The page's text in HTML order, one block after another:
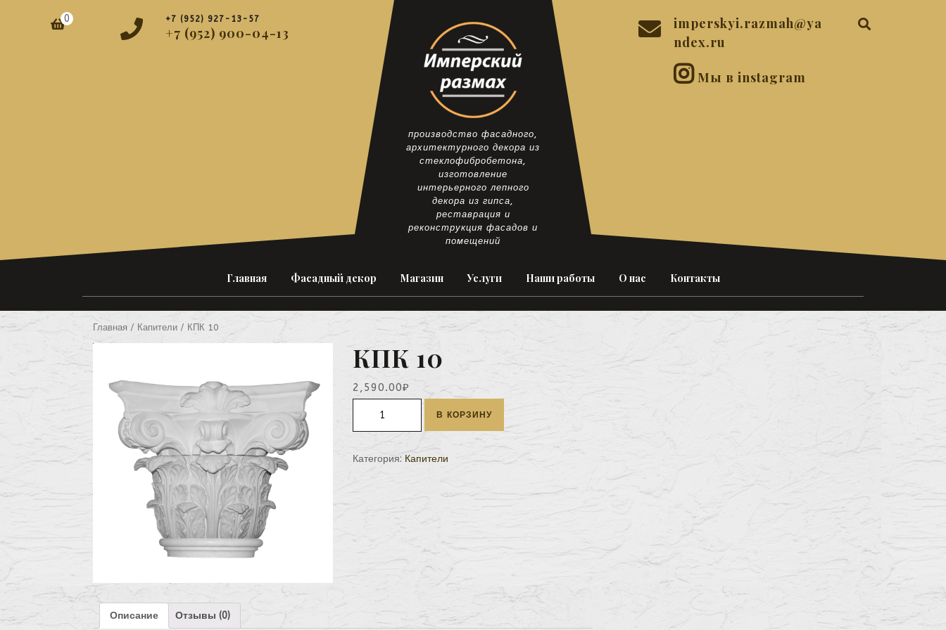
Корзина
0 +7 (952) 927-13-57
+7 (952) 900-04-13
производство фасадного,
архитектурного декора из
стеклофибробетона,
изготовление
интерьерного лепного
декора из гипса,
реставрация и
реконструкция фасадов и
помещений
imperskyi.razmah@ya
ndex.ru
Мы в instagram
Главная Фасадный декор Магазин Услуги Наши работы О нас Контакты
Главная / Капители / КПК 10
КПК 10
2,590.00₽
10
В КОРЗИНУ
Категория: Капители
Описание Отзывы (0)